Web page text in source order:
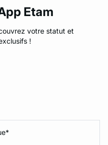
Etam
votre statut et
!